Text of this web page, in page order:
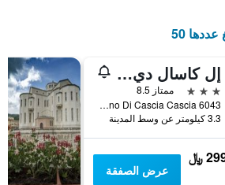
50
إل كاسال دي جينيتو
3 نجوم
ممتاز 8.5
6043 Loc. Fogliano Di Cascia Cascia, دير سانتا, مقاطعة بيروجيا, إيطاليا
3.3 كيلومتر عن وسط المدينة
﷼
عرض الصفقة